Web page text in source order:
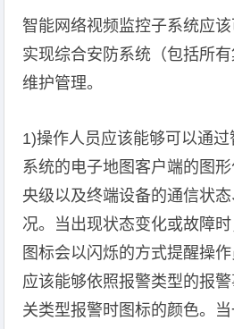
智能网络视频监控子系统应
实现综合安防系统（包括所
维护管理。
1)操作人员应该能够可以通
系统的电子地图客户端的图
央级以及终端设备的通信状
况。当出现状态变化或故障
图标会以闪烁的方式提醒操
应该能够依照报警类型的报
关类型报警时图标的颜色。